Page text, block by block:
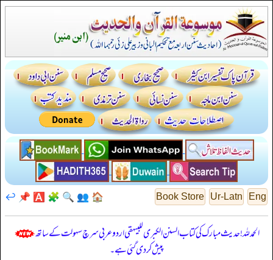
Eng
Ur-Latn
Book Store
🏠
👥
🔍
🧩
🅰️
📌
↩️
الحمدللہ! حدیث مبارک کی کتاب السنن الكبرى للبيهقي اردو عربی سرچ سہولت کے ساتھ
پیش کر دی گئی ہے۔